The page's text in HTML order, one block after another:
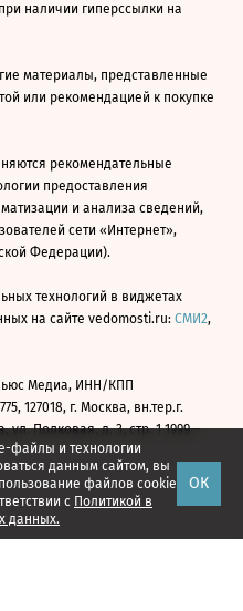
файлы и технологии
данным сайтом, вы
файлов cookie
с Политикой в
данных.
ОК
наличии гиперссылки на
материалы, представленные
или рекомендацией к покупке
рекомендательные
предоставления
и анализа сведений,
сети «Интернет»,
Федерации).
технологий в виджетах
на сайте vedomosti.ru: СМИ2,
Медиа, ИНН/КПП
127018, г. Москва, вн.тер.г.
Полковая, д. 3, стр. 1 1999—